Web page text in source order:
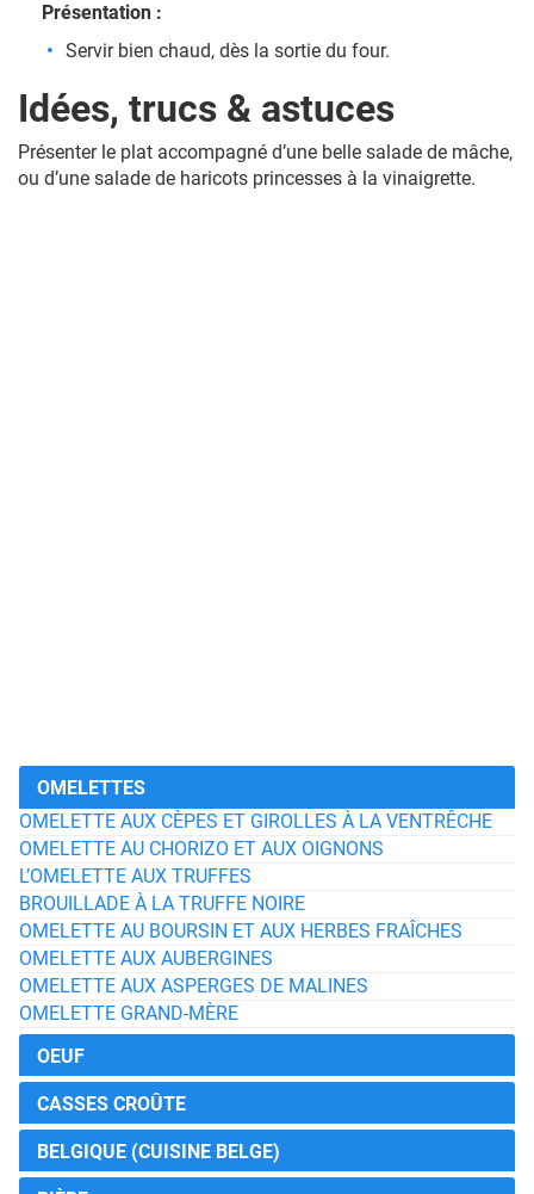
Présentation :
Servir bien chaud, dès la sortie du four.
Idées, trucs & astuces
Présenter le plat accompagné d’une belle salade de mâche,
ou d’une salade de haricots princesses à la vinaigrette.
OMELETTES
OMELETTE AUX CÈPES ET GIROLLES À LA VENTRÊCHE
OMELETTE AU CHORIZO ET AUX OIGNONS
L’OMELETTE AUX TRUFFES
BROUILLADE À LA TRUFFE NOIRE
OMELETTE AU BOURSIN ET AUX HERBES FRAÎCHES
OMELETTE AUX AUBERGINES
OMELETTE AUX ASPERGES DE MALINES
OMELETTE GRAND-MÈRE
OEUF
CASSES CROÛTE
BELGIQUE (CUISINE BELGE)